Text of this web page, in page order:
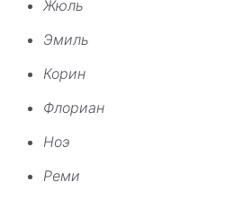
Жюль
Эмиль
Корин
Флориан
Ноэ
Реми